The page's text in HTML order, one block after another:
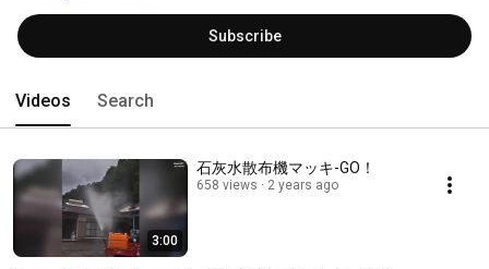
Subscribe
Videos Search
3:00
石灰水散布機マッキ-GO！
658 views 2 years ago